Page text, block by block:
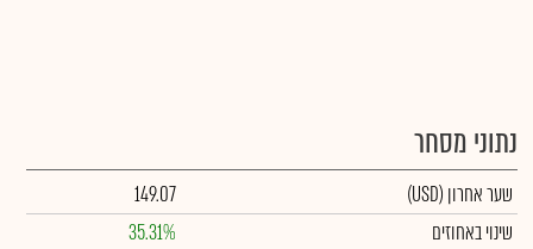
נתוני מסחר
שער אחרון (USD)
149.07
שינוי באחוזים
35.31%